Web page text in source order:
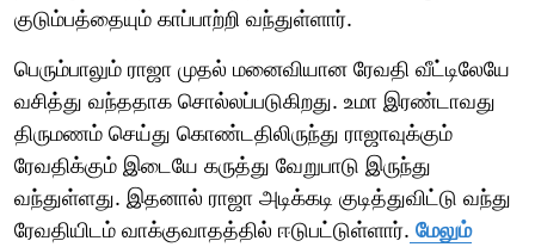
குடும்பத்தையும் காப்பாற்றி வந்துள்ளார்.
பெரும்பாலும் ராஜா முதல் மனைவியான ரேவதி வீட்டிலேயே
வசித்து வந்ததாக சொல்லப்படுகிறது. உமா இரண்டாவது
திருமணம் செய்து கொண்டதிலிருந்து ராஜாவுக்கும்
ரேவதிக்கும் இடையே கருத்து வேறுபாடு இருந்து
வந்துள்ளது. இதனால் ராஜா அடிக்கடி குடித்துவிட்டு வந்து
ரேவதியிடம் வாக்குவாதத்தில் ஈடுபட்டுள்ளார். மேலும்